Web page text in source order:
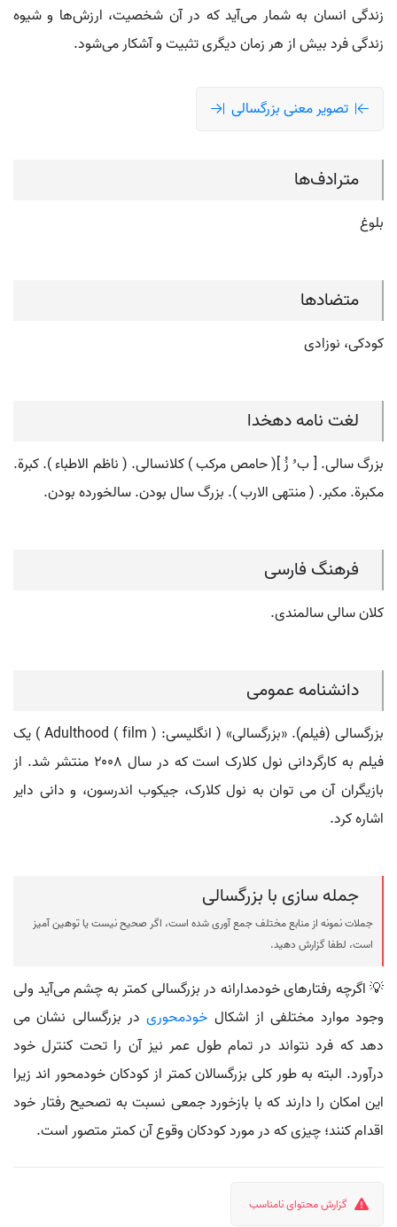
زندگی انسان به شمار می‌آید که در آن شخصیت، ارزش‌ها و شیوه
زندگی فرد بیش از هر زمان دیگری تثبیت و آشکار می‌شود.
تصویر معنی بزرگسالی
مترادف‌ها
بلوغ
متضادها
کودکی، نوزادی
لغت نامه دهخدا
بزرگ سالی. [ ب ُ زُ ]( حامص مرکب ) کلانسالی. ( ناظم الاطباء ). کبرة.
مکبرة. مکبر. ( منتهی الارب ). بزرگ سال بودن. سالخورده بودن.
فرهنگ فارسی
کلان سالی سالمندی.
دانشنامه عمومی
بزرگسالی (فیلم). «بزرگسالی» ( انگلیسی: Adulthood ( film ) ) یک
فیلم به کارگردانی نول کلارک است که در سال ۲۰۰۸ منتشر شد. از
بازیگران آن می توان به نول کلارک، جیکوب اندرسون، و دانی دایر
اشاره کرد.
جمله سازی با بزرگسالی
جملات نمونه از منابع مختلف جمع آوری شده است، اگر صحیح نیست یا توهین آمیز
است، لطفا گزارش دهید.
💡 اگرچه رفتارهای خودمدارانه در بزرگسالی کمتر به چشم می‌آید ولی
وجود موارد مختلفی از اشکال خودمحوریدر بزرگسالی نشان می
دهد که فرد نتواند در تمام طول عمر نیز آن را تحت کنترل خود
درآورد. البته به طور کلی بزرگسالان کمتر از کودکان خودمحور اند زیرا
این امکان را دارند که با بازخورد جمعی نسبت به تصحیح رفتار خود
اقدام کنند؛ چیزی که در مورد کودکان وقوع آن کمتر متصور است.
گزارش محتوای نامناسب